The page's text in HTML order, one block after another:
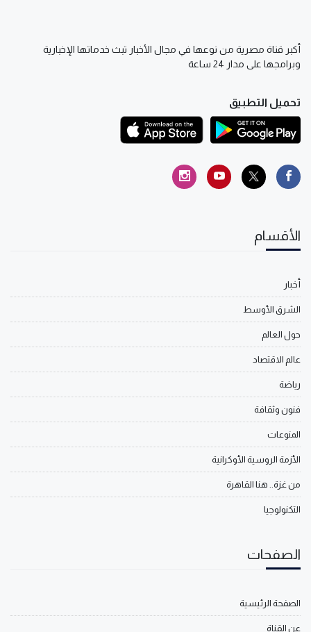
أكبر قناة مصرية من نوعها في مجال الأخبار تبث خدماتها الإخبارية
وبرامجها على مدار 24 ساعة
تحميل التطبيق
الأقسام
أخبار
الشرق الأوسط
حول العالم
عالم الاقتصاد
رياضة
فنون وثقافة
المنوعات
الأزمة الروسية الأوكرانية
من غزة.. هنا القاهرة
التكنولوجيا
الصفحات
الصفحة الرئيسية
عن القناة